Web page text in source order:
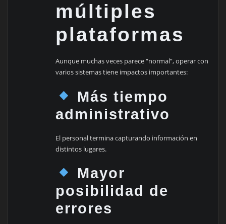
múltiples
plataformas
Aunque muchas veces parece “normal”, operar con
varios sistemas tiene impactos importantes:
Más tiempo
administrativo
El personal termina capturando información en
distintos lugares.
Mayor
posibilidad de
errores